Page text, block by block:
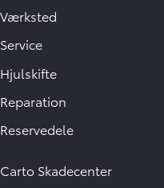
Værksted
Service
Hjulskifte
Reparation
Reservedele
Carto Skadecenter